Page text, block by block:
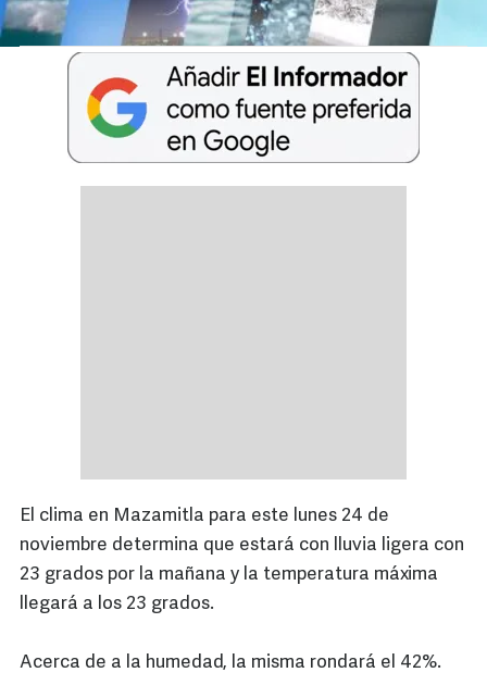
El clima en Mazamitla para este lunes 24 de
noviembre determina que estará con lluvia ligera con
23 grados por la mañana y la temperatura máxima
llegará a los 23 grados.
Acerca de a la humedad, la misma rondará el 42%.